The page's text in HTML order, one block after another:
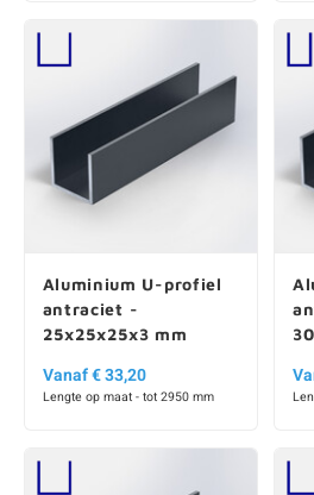
Aluminium U-profiel
antraciet -
25x25x25x3 mm
Vanaf € 33,20
Lengte op maat - tot 2950 mm